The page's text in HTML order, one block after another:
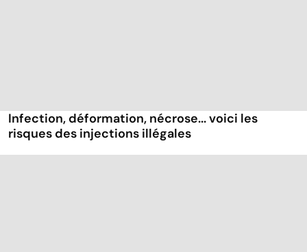
Infection, déformation, nécrose... voici les
risques des injections illégales